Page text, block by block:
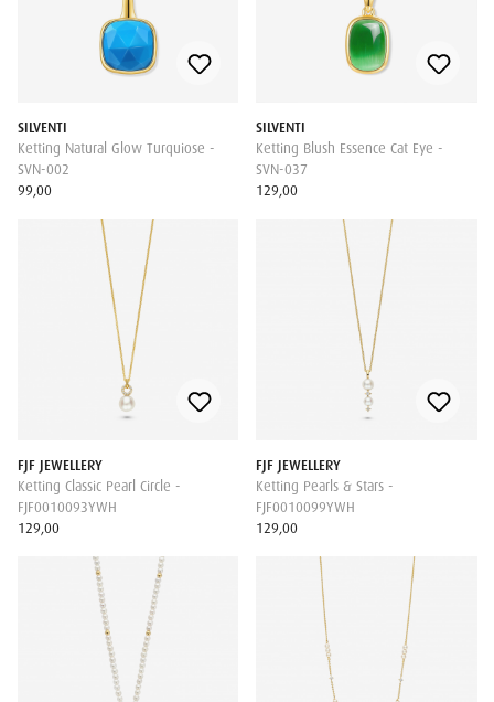
SILVENTI
Ketting Natural Glow Turquiose -
SVN-002
99,00
SILVENTI
Ketting Blush Essence Cat Eye -
SVN-037
129,00
FJF JEWELLERY
Ketting Classic Pearl Circle -
FJF0010093YWH
129,00
FJF JEWELLERY
Ketting Pearls & Stars -
FJF0010099YWH
129,00